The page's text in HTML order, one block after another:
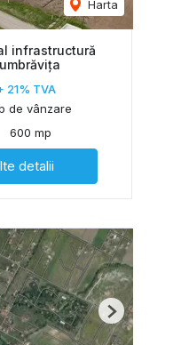
Harta
infrastructură
21% TVA
de vânzare
600 mp
detalii
Next